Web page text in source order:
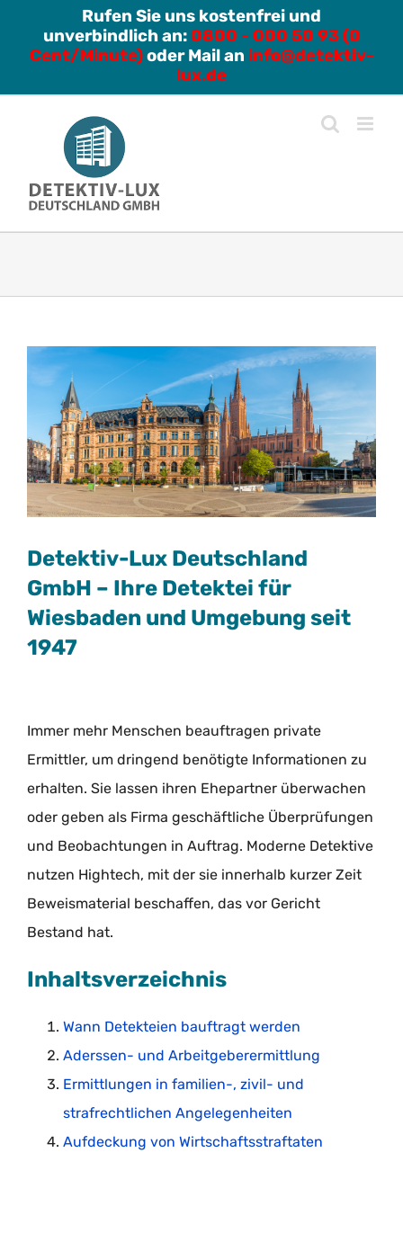
Rufen Sie uns kostenfrei und
unverbindlich an: 0800 - 000 50 93 (0
Cent/Minute)oder Mail an info@detektiv-
lux.de
Detektiv-Lux Deutschland
GmbH – Ihre Detektei für
Wiesbaden und Umgebung seit
1947
Immer mehr Menschen beauftragen private
Ermittler, um dringend benötigte Informationen zu
erhalten. Sie lassen ihren Ehepartner überwachen
oder geben als Firma geschäftliche Überprüfungen
und Beobachtungen in Auftrag. Moderne Detektive
nutzen Hightech, mit der sie innerhalb kurzer Zeit
Beweismaterial beschaffen, das vor Gericht
Bestand hat.
Inhaltsverzeichnis
Wann Detekteien bauftragt werden
Aderssen- und Arbeitgeberermittlung
Ermittlungen in familien-, zivil- und
strafrechtlichen Angelegenheiten
Aufdeckung von Wirtschaftsstraftaten